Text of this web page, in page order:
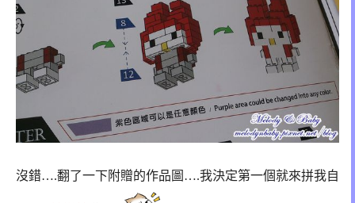
沒錯….翻了一下附贈的作品圖….我決定第一個就來拼我自